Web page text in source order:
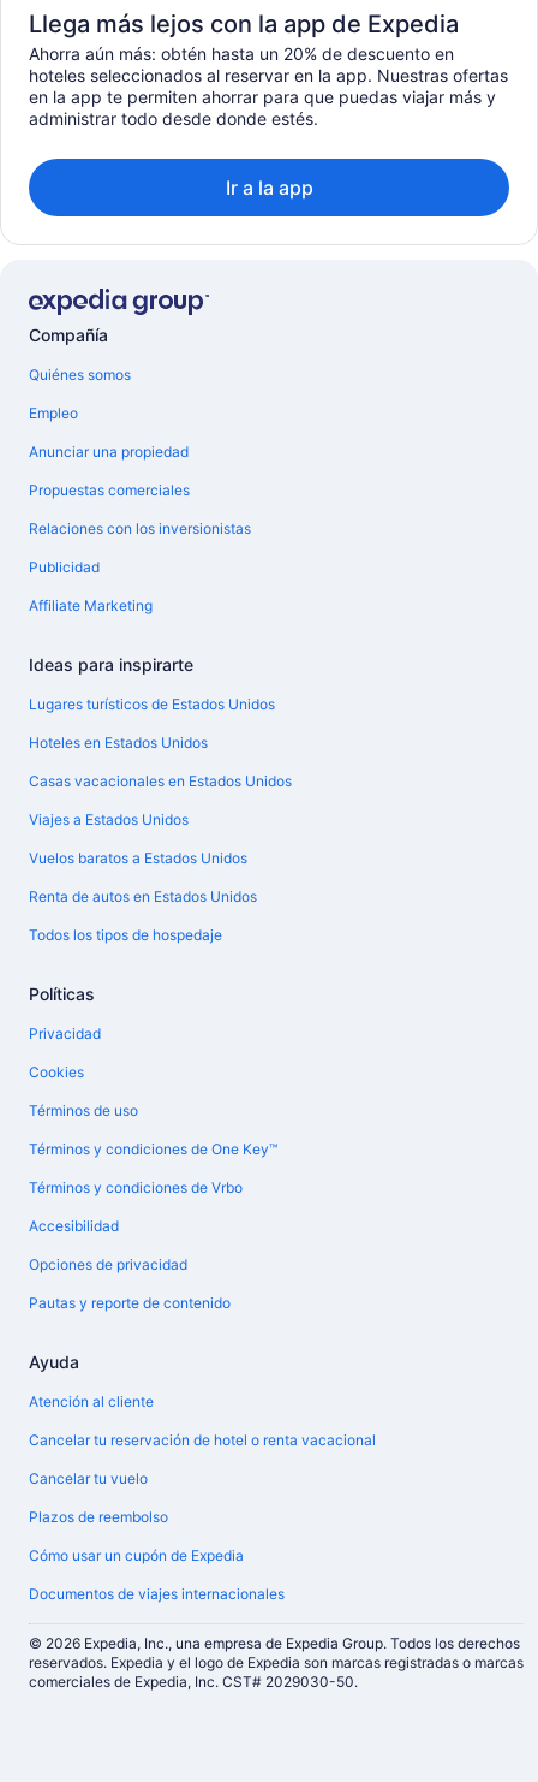
Llega más lejos con la app de Expedia
Ahorra aún más: obtén hasta un 20% de descuento en
hoteles seleccionados al reservar en la app. Nuestras ofertas
en la app te permiten ahorrar para que puedas viajar más y
administrar todo desde donde estés.
Ir a la app
Compañía
Quiénes somos
Empleo
Anunciar una propiedad
Propuestas comerciales
Relaciones con los inversionistas
Publicidad
Affiliate Marketing
Ideas para inspirarte
Lugares turísticos de Estados Unidos
Hoteles en Estados Unidos
Casas vacacionales en Estados Unidos
Viajes a Estados Unidos
Vuelos baratos a Estados Unidos
Renta de autos en Estados Unidos
Todos los tipos de hospedaje
Políticas
Privacidad
Cookies
Términos de uso
Términos y condiciones de One Key™
Términos y condiciones de Vrbo
Accesibilidad
Opciones de privacidad
Pautas y reporte de contenido
Ayuda
Atención al cliente
Cancelar tu reservación de hotel o renta vacacional
Cancelar tu vuelo
Plazos de reembolso
Cómo usar un cupón de Expedia
Documentos de viajes internacionales
© 2026 Expedia, Inc., una empresa de Expedia Group. Todos los derechos
reservados. Expedia y el logo de Expedia son marcas registradas o marcas
comerciales de Expedia, Inc. CST# 2029030-50.